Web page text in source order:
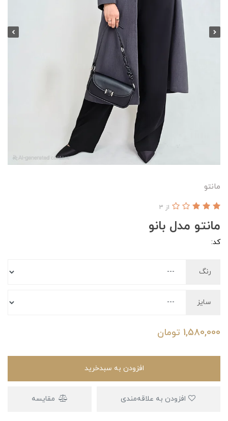
مانتو
مانتو مدل بانو
از 3
کد:
رنگ
سایز
1,580,000 تومان
افزودن به سبدخرید
مقایسه